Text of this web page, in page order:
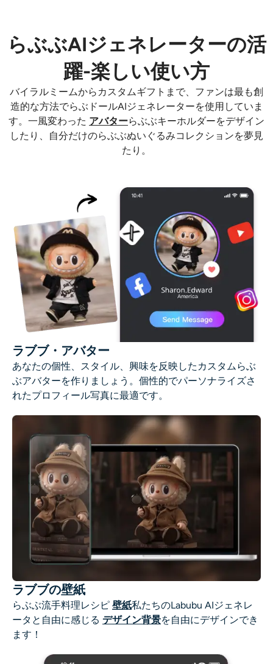
らぶぶAIジェネレーターの活
躍-楽しい使い方
バイラルミームからカスタムギフトまで、ファンは最も創
造的な方法でらぶドールAIジェネレーターを使用していま
す。一風変わった アバターらぶぶキーホルダーをデザイン
したり、自分だけのらぶぶぬいぐるみコレクションを夢見
たり。
ラブブ・アバター
あなたの個性、スタイル、興味を反映したカスタムらぶ
ぶアバターを作りましょう。個性的でパーソナライズさ
れたプロフィール写真に最適です。
ラブブの壁紙
らぶぶ流手料理レシピ 壁紙私たちのLabubu AIジェネレ
ータと自由に感じる デザイン背景を自由にデザインでき
ます！